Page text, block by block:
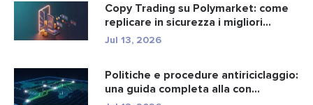
Copy Trading su Polymarket: come
replicare in sicurezza i migliori...
Jul 13, 2026
Politiche e procedure antiriciclaggio:
una guida completa alla con...